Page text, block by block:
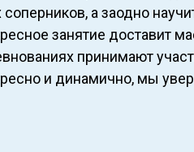
соперников, а заодно
занятие доставит
принимают
и динамично, мы